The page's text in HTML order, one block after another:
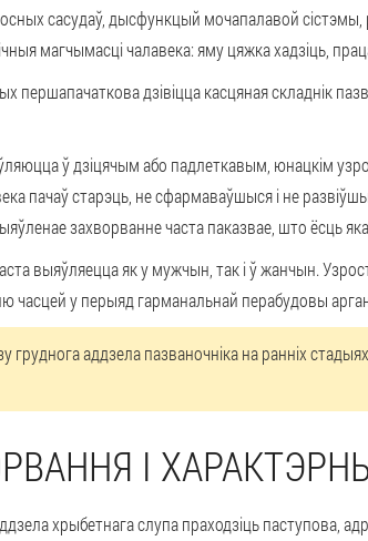
сасудаў, дысфункцый мочапалавой сістэмы,
магчымасці чалавека: яму цяжка хадзіць,
першапачаткова дзівіцца касцяная складнік
ў дзіцячым або падлеткавым, юнацкім
пачаў старэць, не сфармаваўшыся і не
захворванне часта паказвае, што ёсць
выяўляецца як у мужчын, так і ў жанчын.
у перыяд гарманальнай перабудовы
груднога аддзела пазваночніка на ранніх
І
хрыбетнага слупа праходзіць паступова,